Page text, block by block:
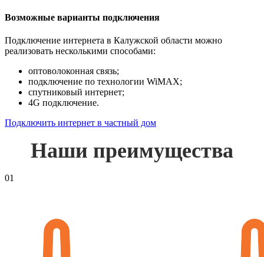
Возможные варианты подключения
Подключение интернета в Калужской области можно
реализовать несколькими способами:
оптоволоконная связь;
подключение по технологии WiMAX;
спутниковый интернет;
4G подключение.
Подключить интернет в частный дом
Наши преимущества
01